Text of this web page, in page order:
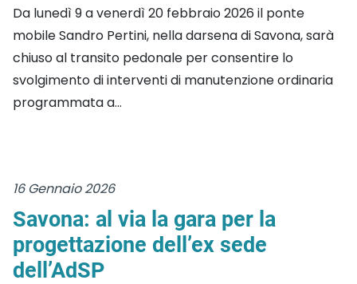
Da lunedì 9 a venerdì 20 febbraio 2026 il ponte
mobile Sandro Pertini, nella darsena di Savona, sarà
chiuso al transito pedonale per consentire lo
svolgimento di interventi di manutenzione ordinaria
programmata a...
16 Gennaio 2026
Savona: al via la gara per la
progettazione dell’ex sede
dell’AdSP